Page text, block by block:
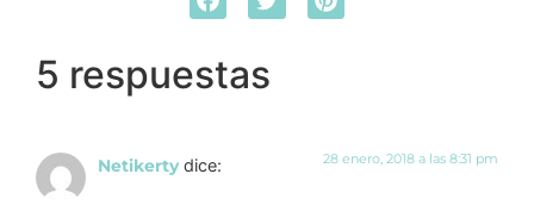
5 respuestas
Netikerty dice: 28 enero, 2018 a las 8:31 pm